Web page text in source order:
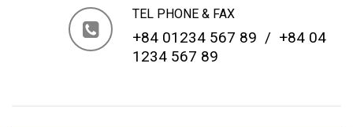
TEL PHONE & FAX
+84 01234 567 89 / +84 04
1234 567 89